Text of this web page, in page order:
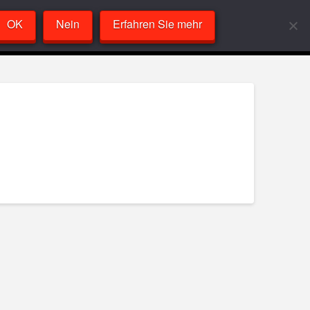
VideoPlayer Sandcast
OK Nein Erfahren Sie mehr